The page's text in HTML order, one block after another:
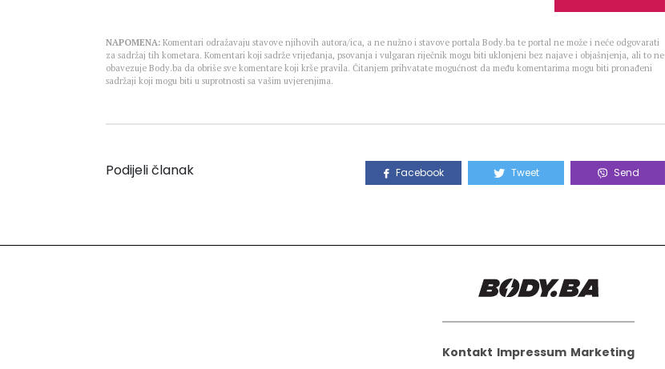
NAPOMENA: Komentari odražavaju stavove njihovih autora/ica, a ne nužno i stavove portala Body.ba te portal ne može i neće odgovarati
za sadržaj tih kometara. Komentari koji sadrže vrijeđanja, psovanja i vulgaran riječnik mogu biti uklonjeni bez najave i objašnjenja, ali to ne
obavezuje Body.ba da obriše sve komentare koji krše pravila. Čitanjem prihvatate mogućnost da među komentarima mogu biti pronađeni
sadržaji koji mogu biti u suprotnosti sa vašim uvjerenjima.
Podijeli članak Facebook Tweet Send
Kontakt Impressum Marketing